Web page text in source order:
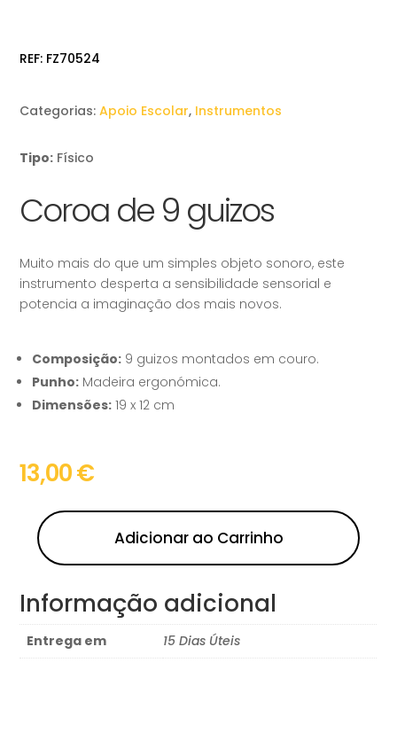
REF: FZ70524
Categorias:Apoio Escolar, Instrumentos
Tipo: Físico
Coroa de 9 guizos
Muito mais do que um simples objeto sonoro, este
instrumento desperta a sensibilidade sensorial e
potencia a imaginação dos mais novos.
Composição: 9 guizos montados em couro.
Punho: Madeira ergonómica.
Dimensões: 19 x 12 cm
13,00€
Adicionar ao Carrinho
Informação adicional
Entrega em 15 Dias Úteis